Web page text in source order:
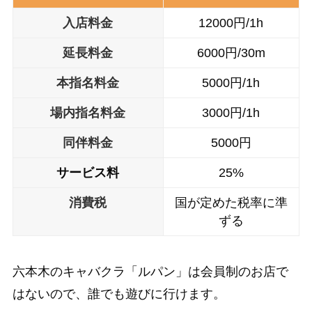
入店料金 12000円/1h
延長料金 6000円/30m
本指名料金 5000円/1h
場内指名料金 3000円/1h
同伴料金 5000円
サービス料 25%
消費税
国が定めた税率に準
ずる
六本木のキャバクラ「ルパン」は会員制のお店で
はないので、誰でも遊びに行けます。